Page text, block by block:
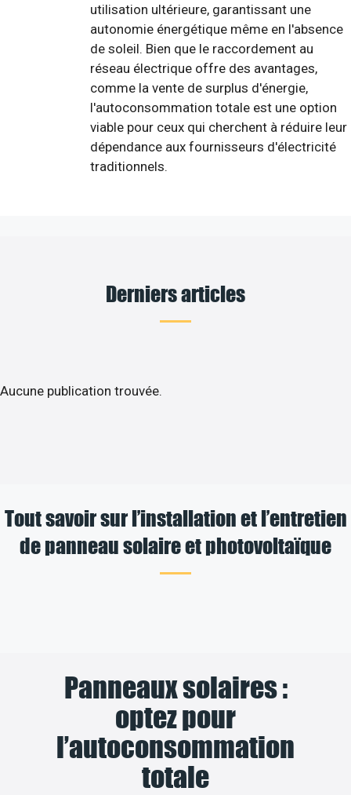
utilisation ultérieure, garantissant une
autonomie énergétique même en l'absence
de soleil. Bien que le raccordement au
réseau électrique offre des avantages,
comme la vente de surplus d'énergie,
l'autoconsommation totale est une option
viable pour ceux qui cherchent à réduire leur
dépendance aux fournisseurs d'électricité
traditionnels.
Derniers articles
Aucune publication trouvée.
Tout savoir sur l’installation et l’entretien
de panneau solaire et photovoltaïque
Panneaux solaires :
optez pour
l’autoconsommation
totale